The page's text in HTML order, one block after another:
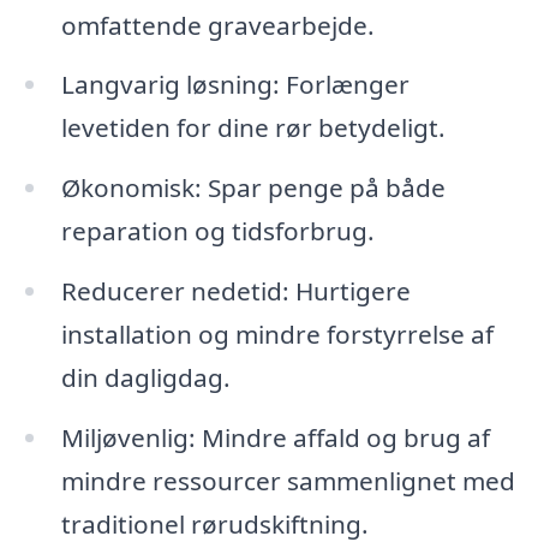
omfattende gravearbejde.
Langvarig løsning: Forlænger
levetiden for dine rør betydeligt.
Økonomisk: Spar penge på både
reparation og tidsforbrug.
Reducerer nedetid: Hurtigere
installation og mindre forstyrrelse af
din dagligdag.
Miljøvenlig: Mindre affald og brug af
mindre ressourcer sammenlignet med
traditionel rørudskiftning.